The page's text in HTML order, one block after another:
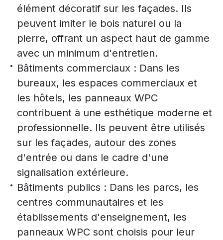
élément décoratif sur les façades. Ils
peuvent imiter le bois naturel ou la
pierre, offrant un aspect haut de gamme
avec un minimum d'entretien.
Bâtiments commerciaux : Dans les
bureaux, les espaces commerciaux et
les hôtels, les panneaux WPC
contribuent à une esthétique moderne et
professionnelle. Ils peuvent être utilisés
sur les façades, autour des zones
d'entrée ou dans le cadre d'une
signalisation extérieure.
Bâtiments publics : Dans les parcs, les
centres communautaires et les
établissements d'enseignement, les
panneaux WPC sont choisis pour leur